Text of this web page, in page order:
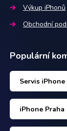
Výkup iPhonů
Obchodní
Populární
Servis iPhone
iPhone Praha